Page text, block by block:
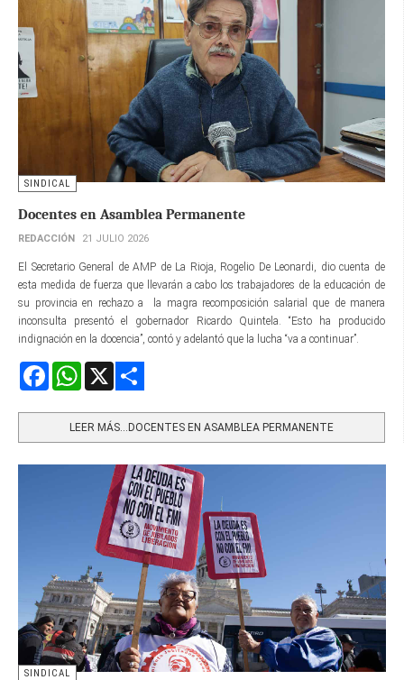
SINDICAL
Docentes en Asamblea Permanente
REDACCIÓN 21 JULIO 2026
El Secretario General de AMP de La Rioja, Rogelio De Leonardi, dio cuenta de
esta medida de fuerza que llevarán a cabo los trabajadores de la educación de
su provincia en rechazo a la magra recomposición salarial que de manera
inconsulta presentó el gobernador Ricardo Quintela. “Esto ha producido
indignación en la docencia”, contó y adelantó que la lucha “va a continuar”.
FacebookWhatsApp
LEER MÁS…DOCENTES EN ASAMBLEA PERMANENTE
SINDICAL